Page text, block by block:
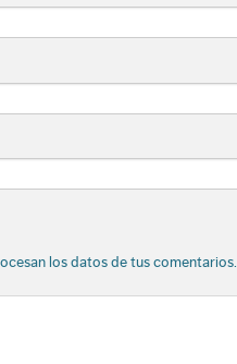
los datos de tus comentarios.